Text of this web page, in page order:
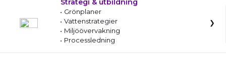
Strategi & utbildning
Grönplaner
Vattenstrategier
Miljöövervakning
Processledning